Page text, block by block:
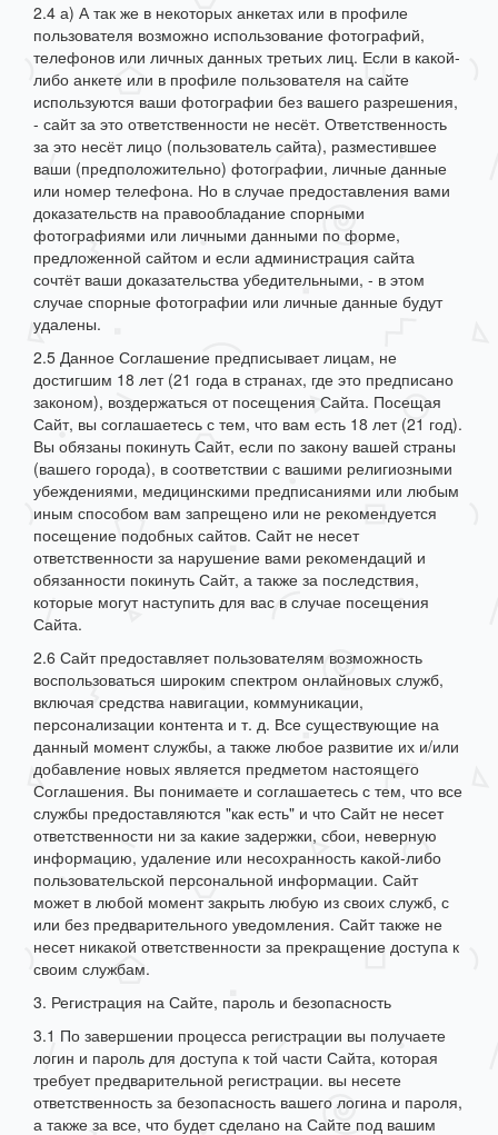
2.4 а) А так же в некоторых анкетах или в профиле
пользователя возможно использование фотографий,
телефонов или личных данных третьих лиц. Если в какой-
либо анкете или в профиле пользователя на сайте
используются ваши фотографии без вашего разрешения,
- сайт за это ответственности не несёт. Ответственность
за это несёт лицо (пользователь сайта), разместившее
ваши (предположительно) фотографии, личные данные
или номер телефона. Но в случае предоставления вами
доказательств на правообладание спорными
фотографиями или личными данными по форме,
предложенной сайтом и если администрация сайта
сочтёт ваши доказательства убедительными, - в этом
случае спорные фотографии или личные данные будут
удалены.
2.5 Данное Соглашение предписывает лицам, не
достигшим 18 лет (21 года в странах, где это предписано
законом), воздержаться от посещения Сайта. Посещая
Сайт, вы соглашаетесь с тем, что вам есть 18 лет (21 год).
Вы обязаны покинуть Сайт, если по закону вашей страны
(вашего города), в соответствии с вашими религиозными
убеждениями, медицинскими предписаниями или любым
иным способом вам запрещено или не рекомендуется
посещение подобных сайтов. Сайт не несет
ответственности за нарушение вами рекомендаций и
обязанности покинуть Сайт, а также за последствия,
которые могут наступить для вас в случае посещения
Сайта.
2.6 Сайт предоставляет пользователям возможность
воспользоваться широким спектром онлайновых служб,
включая средства навигации, коммуникации,
персонализации контента и т. д. Все существующие на
данный момент службы, а также любое развитие их и/или
добавление новых является предметом настоящего
Соглашения. Вы понимаете и соглашаетесь с тем, что все
службы предоставляются "как есть" и что Сайт не несет
ответственности ни за какие задержки, сбои, неверную
информацию, удаление или несохранность какой-либо
пользовательской персональной информации. Сайт
может в любой момент закрыть любую из своих служб, с
или без предварительного уведомления. Сайт также не
несет никакой ответственности за прекращение доступа к
своим службам.
3. Регистрация на Сайте, пароль и безопасность
3.1 По завершении процесса регистрации вы получаете
логин и пароль для доступа к той части Сайта, которая
требует предварительной регистрации. вы несете
ответственность за безопасность вашего логина и пароля,
а также за все, что будет сделано на Сайте под вашим